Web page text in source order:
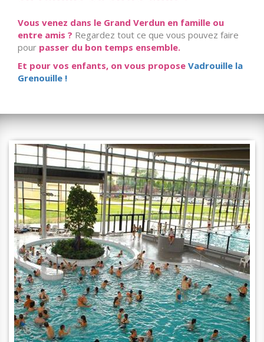
Vous venez dans le Grand Verdun en famille ou
entre amis ? Regardez tout ce que vous pouvez faire
pour passer du bon temps ensemble.
Et pour vos enfants, on vous propose Vadrouille la
Grenouille !